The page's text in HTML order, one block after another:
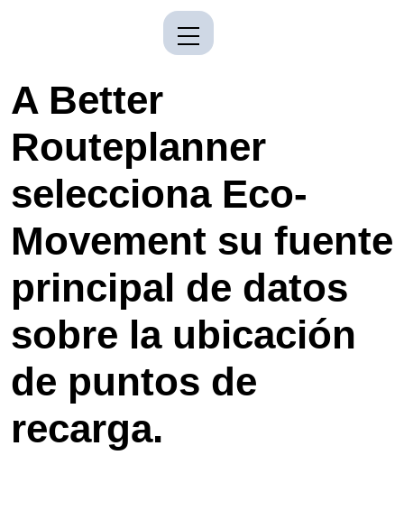
A Better
Routeplanner
selecciona Eco-
Movement su fuente
principal de datos
sobre la ubicación
de puntos de
recarga.